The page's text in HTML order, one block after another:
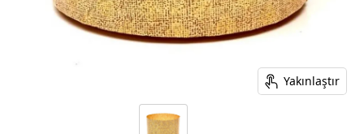
Yakınlaştır